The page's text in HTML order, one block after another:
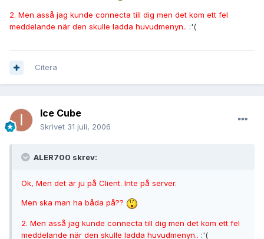
2. Men asså jag kunde connecta till dig men det kom ett fel
meddelande när den skulle ladda huvudmenyn.. :'(
Citera
Ice Cube
Skrivet 31 juli, 2006
ALER700 skrev:
Ok, Men det är ju på Client. Inte på server.
Men ska man ha båda på??
2. Men asså jag kunde connecta till dig men det kom ett fel
meddelande när den skulle ladda huvudmenyn.. :'(